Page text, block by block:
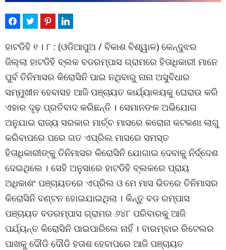
ହାଟଡିହି ୧ । ୮ : (ଓଡିଆପୁଅ / ବିକାଶ ବିଶ୍ୱାଳ) କେନ୍ଦୁଝର
ଜିଲ୍ଲା ହାଟଡିହି ବ୍ଲକ ବଡରମ୍ପାସ ଗ୍ରାମରେ ହିତାଧିକାରୀ ମାନେ
ପୁର୍ବ ତିନିମାସର କିରୋସିନି ପାଇ ନଥିବାରୁ ନାନା ଅସୁବିଧାର
ସମ୍ମୁଖୀନ ହେବାସହ ଆଜି ପଞ୍ଚାୟତ କାର୍ଯ୍ୟାଳୟକୁ ଘେରାଉ କରି
ଏହାର ଦୃଢ଼ ପ୍ରତିବାଦ କରିଛନ୍ତି । ସେମାନଙକ ଅଭିଯୋଗ
ଅନୁଯାଇ ରାଜ୍ୟ ସରକାର ମାର୍ଚ୍ଚ ମାସରେ କରୋନା କଟକଣା ଲାଗୁ
କରିବାପରେ ପରେ ଗତ ଏପ୍ରିଲ ମାସରେ ସମସ୍ତ
ହିତାଧିକାରୀଙ୍କୁ ତିନିମାସର କିରୋସିନି ଯୋଗାଇ ଦେବାକୁ ନିର୍ଦ୍ଦେଶ
ଦେଇଥିଲେ । ସେହି ଅନୁସାରେ ହାଟଡିହି ବ୍ଲକରେ ପ୍ରାୟ
ଅଧିକାଶଂ ପଞ୍ଚାୟତରେ ଏପ୍ରିଲ ଓ ମେ ମାସ ଭିତରେ ତିନିମାସର
କିରୋସିନି ବଣ୍ଟନ ହୋଇଯାଇଥିଲା । କିନ୍ତୁ ବଡ ରମ୍ପାସ
ପଞ୍ଚାୟତ ବଡରମ୍ପାସ ଗ୍ରାମର ୬୪୮ ପରିବାରକୁ ଆଜି
ପର୍ଯ୍ୟନ୍ତ କିରୋସିନି ପାଇପାରିଲେ ନାହିଁ । ବାରମ୍ବାର ରିଟେଲର
ପାଖକୁ ଦୌଡି ଦୌଡି ହତାଶ ହେବାପରେ ଆଜି ପଞ୍ଚାୟତ